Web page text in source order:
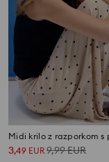
3,49 EUR9,99EUR